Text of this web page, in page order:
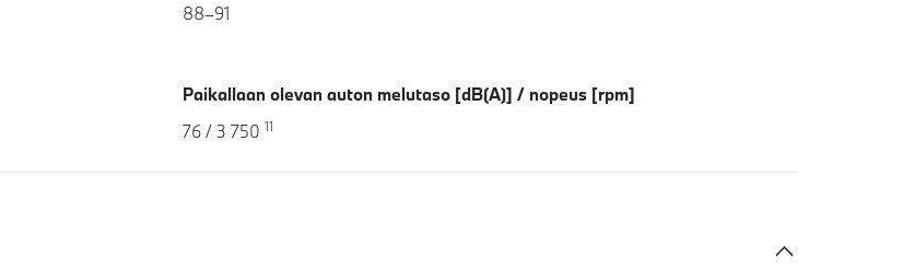
88–91
Paikallaan olevan auton melutaso [dB(A)] / nopeus [rpm]
76 / 3 750 11